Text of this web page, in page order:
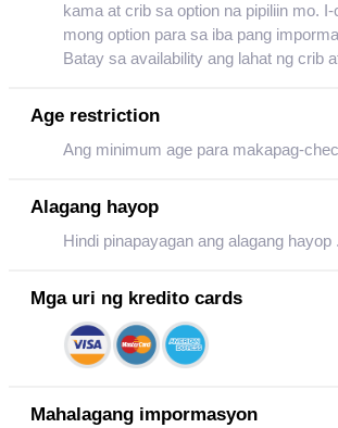
kama at crib sa option na pipiliin mo.
mong option para sa iba pang
Batay sa availability ang lahat ng crib
Age restriction
Ang minimum age para makapag-
Alagang hayop
Hindi pinapayagan ang alagang hayop .
Mga uri ng kredito cards
Mahalagang impormasyon